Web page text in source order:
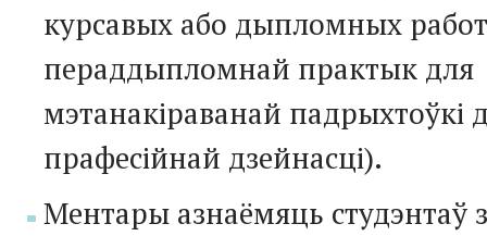
курсавых або дыпломных
пераддыпломнай практык для
мэтанакіраванай падрыхтоўкі
прафесійнай дзейнасці).
Ментары азнаёмяць студэнтаў